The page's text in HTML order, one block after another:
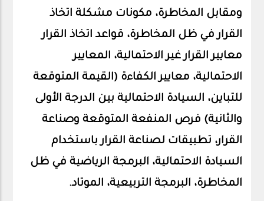
ومقابل المخاطرة، مكونات مشكلة اتخاذ
القرار في ظل المخاطرة، قواعد اتخاذ القرار
معايير القرار غير الاحتمالية، المعايير
الاحتمالية، معايير الكفاءة (القيمة المتوقعة
للتباين، السيادة الاحتمالية بين الدرجة الأولى
والثانية) فرص المنفعة المتوقعة وصناعة
القرار، تطبيقات لصناعة القرار باستخدام
السيادة الاحتمالية، البرمجة الرياضية في ظل
المخاطرة، البرمجة التربيعية، الموتاد.